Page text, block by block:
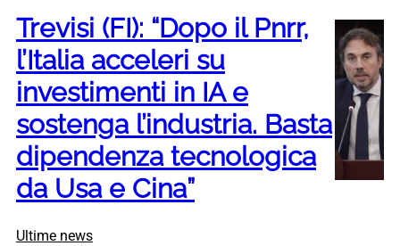
Trevisi (FI): “Dopo il Pnrr,
l’Italia acceleri su
investimenti in IA e
sostenga l’industria. Basta
dipendenza tecnologica
da Usa e Cina”
Ultime news